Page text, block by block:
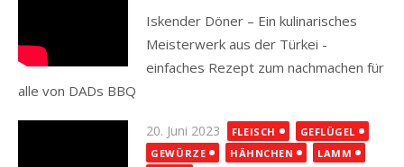
Iskender Döner – Ein kulinarisches
Meisterwerk aus der Türkei -
einfaches Rezept zum nachmachen für
alle von DADs BBQ
Posted
on
20. Juni 2023 FLEISCH
GEFLÜGEL
GEWÜRZE
HÄHNCHEN
LAMM